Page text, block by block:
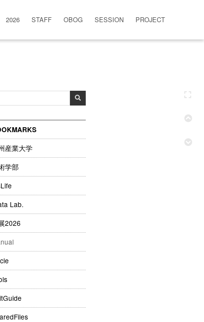
2026 STAFF OBOG SESSION PROJECT
産業大学
学部
Lab.
2026